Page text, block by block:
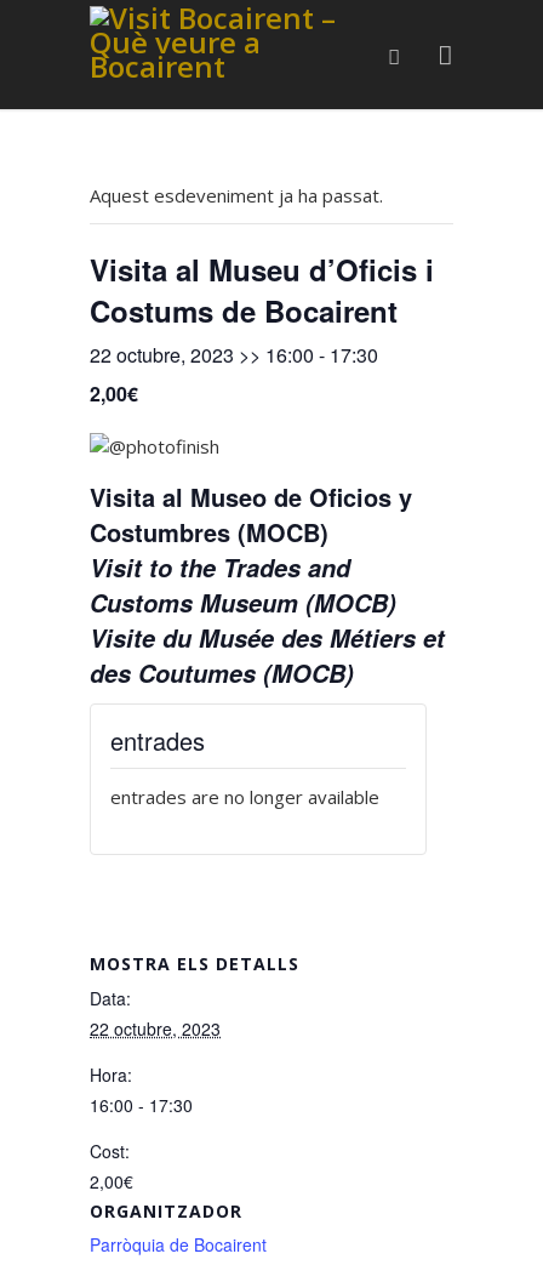
Aquest esdeveniment ja ha passat.
Visita al Museu d’Oficis i
Costums de Bocairent
22 octubre, 2023 >> 16:00 - 17:30
2,00€
Visita al Museo de Oficios y
Costumbres (MOCB)
Visit to the Trades and
Customs Museum (MOCB)
Visite du Musée des Métiers et
des Coutumes (MOCB)
MOSTRA ELS DETALLS
Data:
22 octubre, 2023
Hora:
16:00 - 17:30
Cost:
2,00€
ORGANITZADOR
Parròquia de Bocairent
entrades
entrades are no longer available